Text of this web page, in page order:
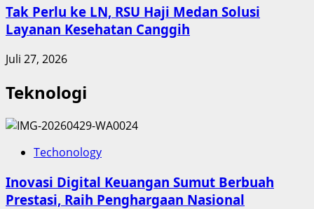
Tak Perlu ke LN, RSU Haji Medan Solusi
Layanan Kesehatan Canggih
Juli 27, 2026
Teknologi
Techonology
Inovasi Digital Keuangan Sumut Berbuah
Prestasi, Raih Penghargaan Nasional